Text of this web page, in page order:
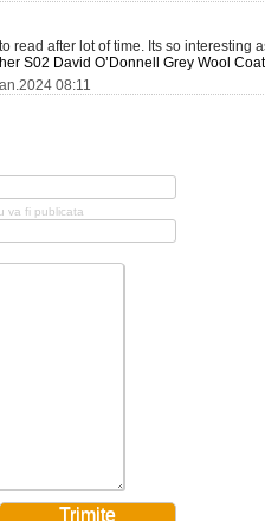
read after lot of time. Its so interesting
S02 David O’Donnell Grey Wool Coat
08:11
va fi publicata